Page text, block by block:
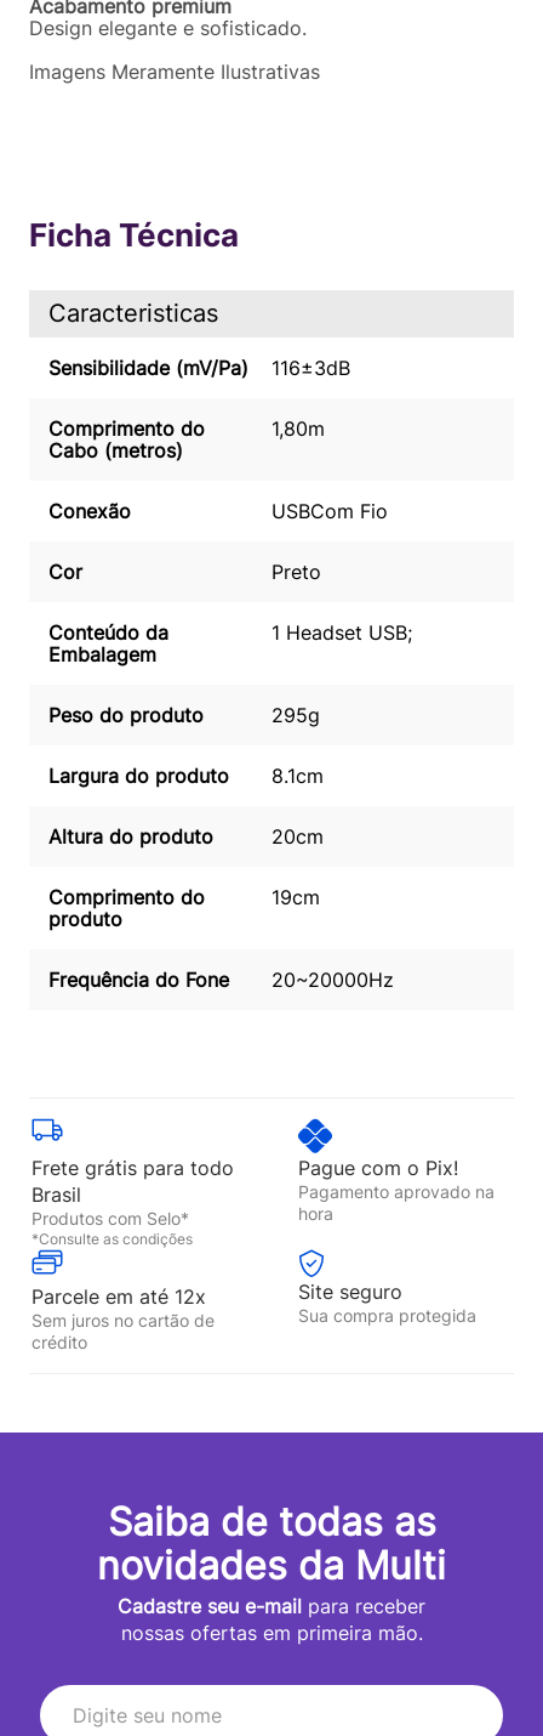
Acabamento premium
Design elegante e sofisticado.
Imagens Meramente Ilustrativas
Ficha Técnica
Caracteristicas
Sensibilidade (mV/Pa) 116±3dB
Comprimento do
Cabo (metros)
1,80m
Conexão USBCom Fio
Cor Preto
Conteúdo da
Embalagem
1 Headset USB;
Peso do produto 295g
Largura do produto 8.1cm
Altura do produto 20cm
Comprimento do
produto
19cm
Frequência do Fone 20~20000Hz
Frete grátis para todo
Brasil
Produtos com Selo*
*Consulte as condições
Pague com o Pix!
Pagamento aprovado na
hora
Parcele em até 12x
Sem juros no cartão de
crédito
Site seguro
Sua compra protegida
Saiba de todas as
novidades da Multi
Cadastre seu e-mail para receber
nossas ofertas em primeira mão.